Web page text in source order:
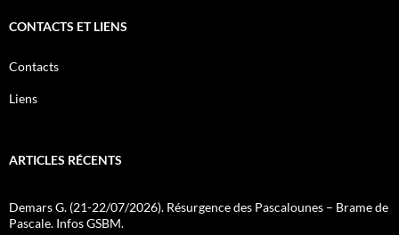
CONTACTS ET LIENS
Contacts
Liens
ARTICLES RÉCENTS
Demars G. (21-22/07/2026). Résurgence des Pascalounes – Brame de
Pascale. Infos GSBM.